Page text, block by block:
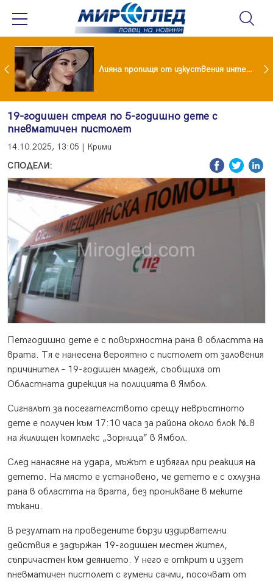
Популярен риалити герой заряза жена си заради друга Лияна пропищя от изкуствения интелект
19-годишен стреля по 5-годишно дете с
пневматичен пистолет
14.10.2025, 13:05 | Крими
СПОДЕЛИ:
Петгодишно дете е с повърхностна рана в областта на
врата. Тя е нанесена вероятно с пистолет от заловения
причинител – 19-годишен младеж, съобщиха от
Областната дирекция на полицията в Ямбол.
Сигналът за посегателството срещу невръстното
дете е получен към 17:10 часа за района около блок №8
на жилищен комплекс „Зорница” в Ямбол.
След нанасяне на удара, мъжът е избягал при реакция на
детето. На място е установено, че детето е с охлузна
рана в областта на врата, без проникване в меките
тъкани.
В резултат на проведените бързи издирвателни
действия е задържан 19-годишен местен жител,
съпричастен към деянието. У него е открит и иззет
пневматичен пистолет с гумени сачми, посочват от